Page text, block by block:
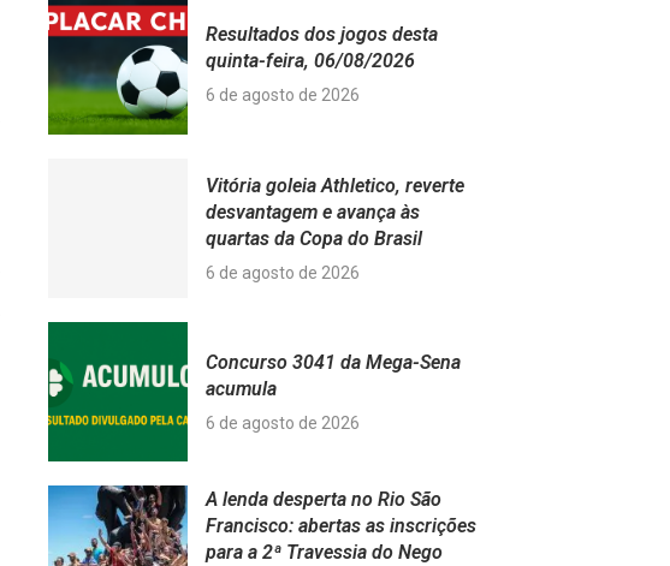
Resultados dos jogos desta
quinta-feira, 06/08/2026
6 de agosto de 2026
Vitória goleia Athletico, reverte
desvantagem e avança às
quartas da Copa do Brasil
6 de agosto de 2026
Concurso 3041 da Mega-Sena
acumula
6 de agosto de 2026
A lenda desperta no Rio São
Francisco: abertas as inscrições
para a 2ª Travessia do Nego